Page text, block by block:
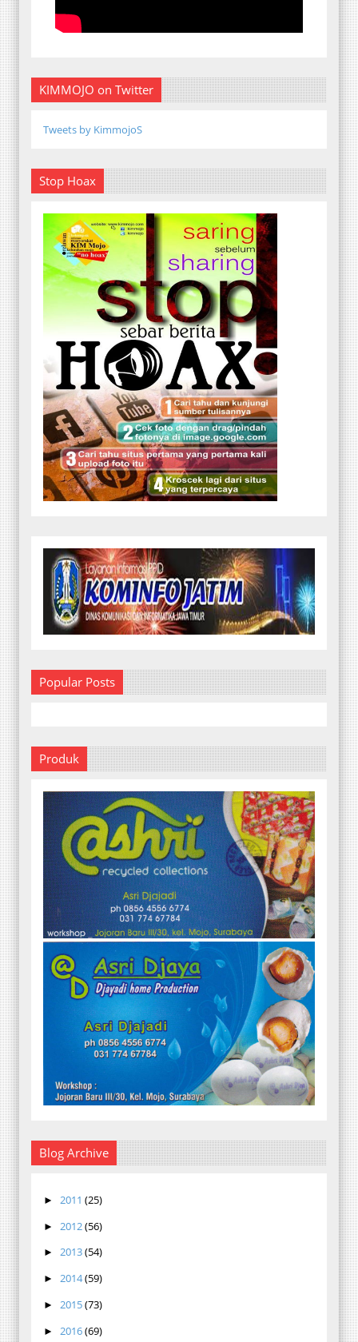
KIMMOJO on Twitter
Tweets by KimmojoS
Stop Hoax
Popular Posts
Produk
Blog Archive
► 2011 (25)
► 2012(56)
► 2013(54)
► 2014(59)
► 2015(73)
► 2016(69)